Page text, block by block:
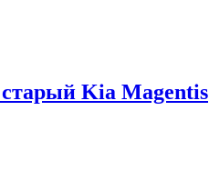
старый Kia Magentis